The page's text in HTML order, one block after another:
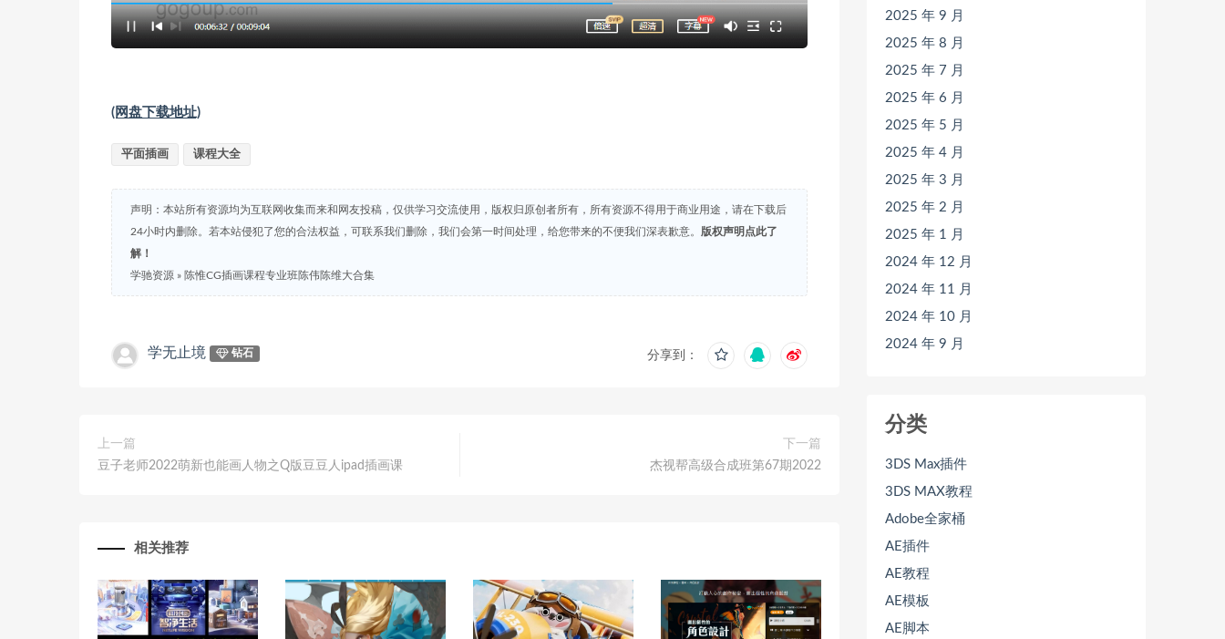
(网盘下载地址)
平面插画 课程大全
声明：本站所有资源均为互联网收集而来和网友投稿，仅供学习交流使用，版权归原创者所有，所有资源不得用于商业用途，请在下载后
24小时内删除。若本站侵犯了您的合法权益，可联系我们删除，我们会第一时间处理，给您带来的不便我们深表歉意。
版权声明点此了
解！
学驰资源 » 陈惟CG插画课程专业班陈伟陈维大合集
学无止境 钻石 分享到：
上一篇
豆子老师2022萌新也能画人物之Q版豆豆人ipad插画课
下一篇
杰视帮高级合成班第67期2022
相关推荐
2025 年 9 月
2025 年 8 月
2025 年 7 月
2025 年 6 月
2025 年 5 月
2025 年 4 月
2025 年 3 月
2025 年 2 月
2025 年 1 月
2024 年 12 月
2024 年 11 月
2024 年 10 月
2024 年 9 月
分类
3DS Max插件
3DS MAX教程
Adobe全家桶
AE插件
AE教程
AE模板
AE脚本